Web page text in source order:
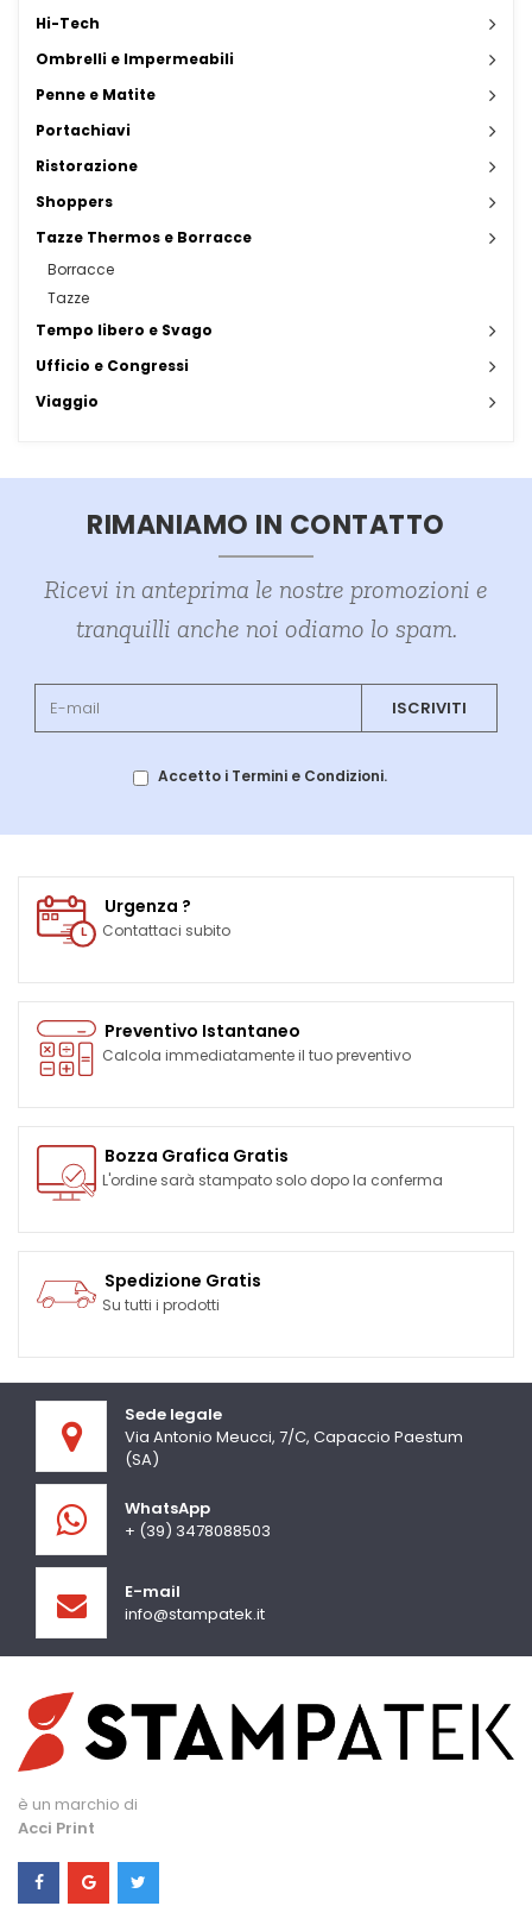
Hi-Tech
Ombrelli e Impermeabili
Penne e Matite
Portachiavi
Ristorazione
Shoppers
Tazze Thermos e Borracce
Borracce
Tazze
Tempo libero e Svago
Ufficio e Congressi
Viaggio
RIMANIAMO IN CONTATTO
Ricevi in anteprima le nostre promozioni e
tranquilli anche noi odiamo lo spam.
ISCRIVITI
Accetto i Termini e Condizioni.
Urgenza ?
Contattaci subito
Preventivo Istantaneo
Calcola immediatamente il tuo preventivo
Bozza Grafica Gratis
L'ordine sarà stampato solo dopo la conferma
Spedizione Gratis
Su tutti i prodotti
Sede legale
Via Antonio Meucci, 7/C, Capaccio Paestum
(SA)
WhatsApp
+ (39) 3478088503
E-mail
info@stampatek.it
è un marchio di
Acci Print